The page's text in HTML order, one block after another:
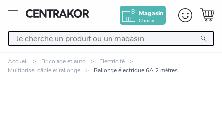
Magasin
Choisir
Accueil Bricolage et auto
Electricité
Multiprise, câble et rallonge
Rallonge électrique 6A 2 mètres